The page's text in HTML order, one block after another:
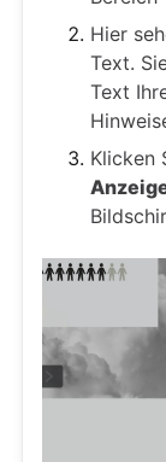
Hier
Text.
Text
Klicken